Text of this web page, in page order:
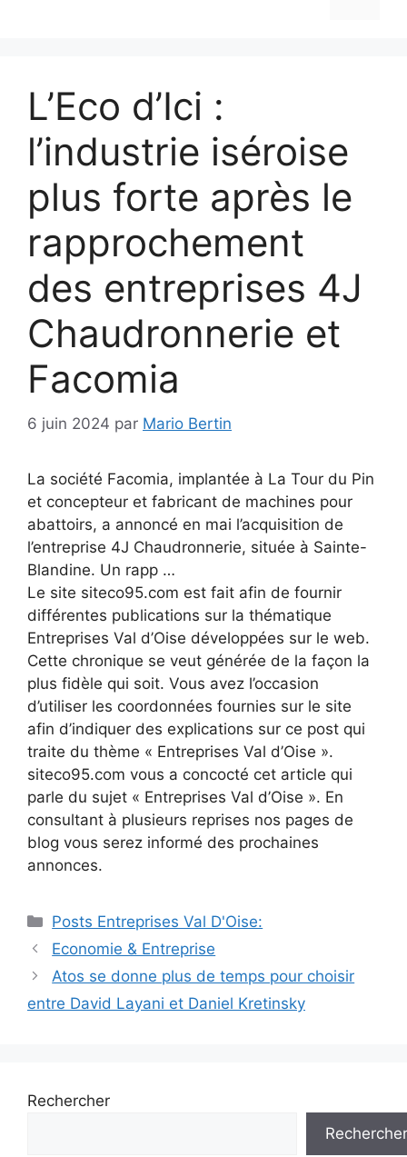
L’Eco d’Ici :
l’industrie iséroise
plus forte après le
rapprochement
des entreprises 4J
Chaudronnerie et
Facomia
6 juin 2024 par Mario Bertin
La société Facomia, implantée à La Tour du Pin
et concepteur et fabricant de machines pour
abattoirs, a annoncé en mai l’acquisition de
l’entreprise 4J Chaudronnerie, située à Sainte-
Blandine. Un rapp …
Le site siteco95.com est fait afin de fournir
différentes publications sur la thématique
Entreprises Val d’Oise développées sur le web.
Cette chronique se veut générée de la façon la
plus fidèle qui soit. Vous avez l’occasion
d’utiliser les coordonnées fournies sur le site
afin d’indiquer des explications sur ce post qui
traite du thème « Entreprises Val d’Oise ».
siteco95.com vous a concocté cet article qui
parle du sujet « Entreprises Val d’Oise ». En
consultant à plusieurs reprises nos pages de
blog vous serez informé des prochaines
annonces.
Catégories
Posts Entreprises Val D'Oise:
Navigation
des
Economie & Entreprise
Atos se donne plus de temps pour choisir
entre David Layani et Daniel Kretinsky
Rechercher
Rechercher